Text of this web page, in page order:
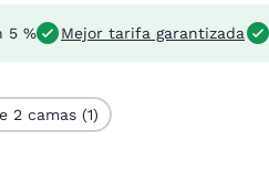
5 % Mejor tarifa garantizada
2 camas (1)